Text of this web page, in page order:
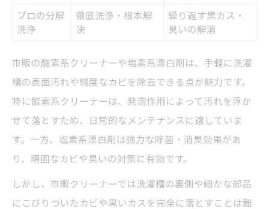
プロの分解
洗浄
徹底洗浄・根本解
決
繰り返す黒カス・
臭いの解消
市販の酸素系クリーナーや塩素系漂白剤は、手軽に洗濯
槽の表面汚れや軽度なカビを除去できる点が魅力です。
特に酸素系クリーナーは、発泡作用によって汚れを浮か
せて落とすため、日常的なメンテナンスに適していま
す。一方、塩素系漂白剤は強力な除菌・消臭効果があ
り、頑固なカビや臭いの対策に有効です。
しかし、市販クリーナーでは洗濯槽の裏側や細かな部品
にこびりついたカビや黒いカスを完全に落とすことは難